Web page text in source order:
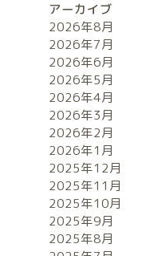
アーカイブ
2026年8月
2026年7月
2026年6月
2026年5月
2026年4月
2026年3月
2026年2月
2026年1月
2025年12月
2025年11月
2025年10月
2025年9月
2025年8月